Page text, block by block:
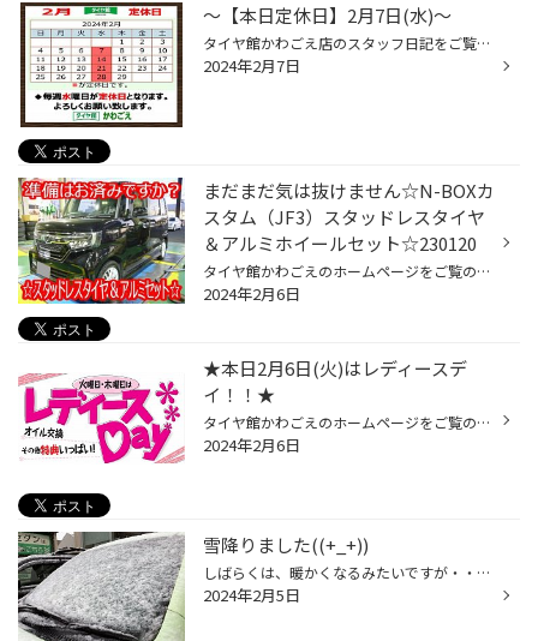
〜【本日定休日】2月7日(水)〜
タイヤ館かわごえ店のスタッフ日記をご覧いただきありがとうございます。 本日7日(水)は定休日となります！ 明日１０時３０分～また元気に営業させていただきます！ たくさんのご利用・ご来店をお待ちしております。 タグ：定休日・店休日 タイヤ館・無料安全点検・タイヤ交換・タイヤ安い・オイル...
2024年2月7日
まだまだ気は抜けません☆N-BOXカ
スタム（JF3）スタッドレスタイヤ
＆アルミホイールセット☆230120
タイヤ館かわごえのホームページをご覧の皆様 こんにちは・こんばんは！ いつもご覧いただきありがとうございます！！ 本日はホンダ・N-BOXカスタムのスタッドレスタイヤ＆アルミホイールセット取付の紹介です。 こちらのN-BOXはトップランM7とアイスパートナー2をお選びいただきました！！ ホイー...
2024年2月6日
★本日2月6日(火)はレディースデ
イ！！★
タイヤ館かわごえのホームページをご覧の皆様 こんにちは・こんばんは！ ご覧いただき誠にありがとうございます！！ 毎週、火曜日と、木曜日は、レディースデイを開催しております。 女性の方ご来店で、オイル交換が通常価格よりお求めやすくなり、男性の方ご来店でも、女性の方と同伴であれば、レ...
2024年2月6日
雪降りました((+_+))
しばらくは、暖かくなるみたいですが・・・・ 今年の状況は分かりませんね((+_+)) ただいま、「スタッドレスタイヤ在庫処分」 ご心配の方・・・( ﾟДﾟ) 雪が有るとこ行かれる方・・・・((+_+)) ちょっと、寄ってみてください。(*´Д｀) かなりお買い得になると思いますよ(^^♪ PS、あの日254BPでは3台...
2024年2月5日